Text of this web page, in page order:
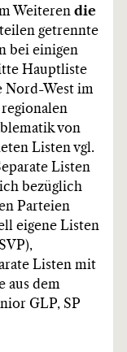
Weiteren die
getrennte
bei einigen
Hauptliste
Nord-West im
von
Listen vgl.
Listen
bezüglich
Parteien
eigene Listen
Listen mit
aus dem
GLP, SP